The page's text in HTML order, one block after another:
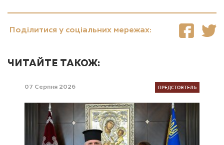
Поділитися у соціальних мережах:
ЧИТАЙТЕ ТАКОЖ:
07 Серпня 2026 ПРЕДСТОЯТЕЛЬ